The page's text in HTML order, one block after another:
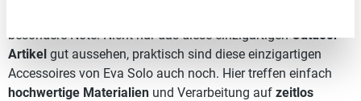
besondere Note. Nicht nur das diese einzigartigenOutdoor
Artikel gut aussehen, praktisch sind diese einzigartigen
Accessoires von Eva Solo auch noch. Hier treffen einfach
hochwertige Materialien und Verarbeitung auf zeitlos